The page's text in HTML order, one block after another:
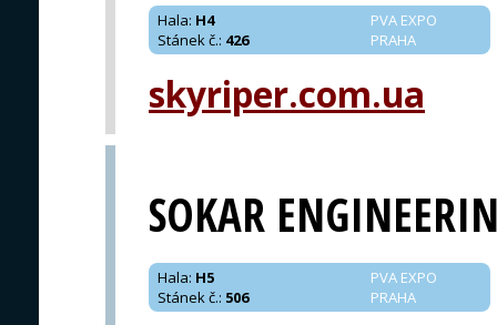
PVA EXPO
PRAHA
Hala: H4
Stánek č.: 426
skyriper.com.ua
SOKAR
PVA EXPO
PRAHA
Hala: H5
Stánek č.: 506